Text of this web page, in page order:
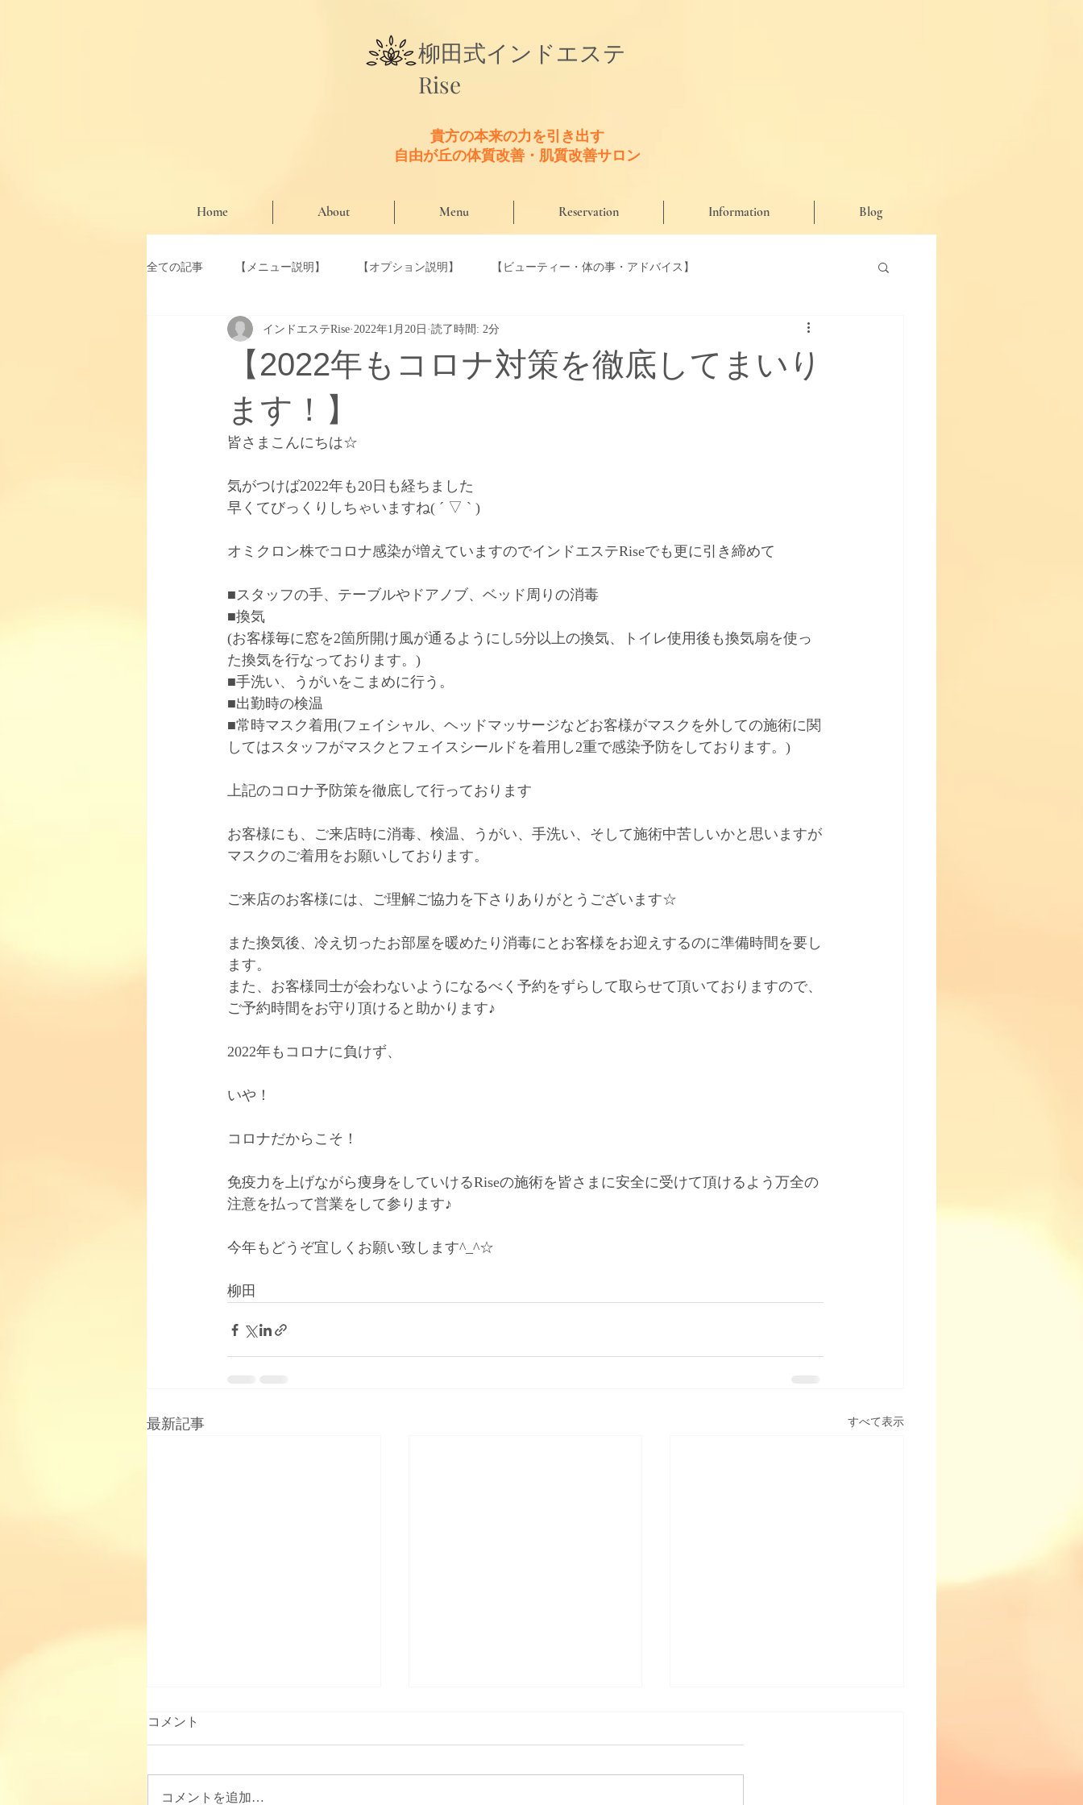
​柳田式インドエステ
Rise
貴方の本来の力を引き出す
​自由が丘の体質改善・肌質改善サロン
Home About Menu Reservation Information Blog
全ての記事 【メニュー説明】 【オプション説明】 【ビューティー・体の事・アドバイス】
【お知らせ・期間限定クーポン】 【口コミ】 【Riseのこだわり商材】
【取り扱い商品】
【2022年もコロナ対策を徹底してまいり
ます！】
インドエステRise 2022年1月20日 読了時間: 2分
皆さまこんにちは☆
気がつけば2022年も20日も経ちました
早くてびっくりしちゃいますね( ´ ▽ ` )
オミクロン株でコロナ感染が増えていますのでインドエステRiseでも更に引き締めて
■スタッフの手、テーブルやドアノブ、ベッド周りの消毒
■換気
(お客様毎に窓を2箇所開け風が通るようにし5分以上の換気、トイレ使用後も換気扇を使っ
た換気を行なっております。)
■手洗い、うがいをこまめに行う。
■出勤時の検温
■常時マスク着用(フェイシャル、ヘッドマッサージなどお客様がマスクを外しての施術に関
してはスタッフがマスクとフェイスシールドを着用し2重で感染予防をしております。)
上記のコロナ予防策を徹底して行っております
お客様にも、ご来店時に消毒、検温、うがい、手洗い、そして施術中苦しいかと思いますが
マスクのご着用をお願いしております。
ご来店のお客様には、ご理解ご協力を下さりありがとうございます☆
また換気後、冷え切ったお部屋を暖めたり消毒にとお客様をお迎えするのに準備時間を要し
ます。
また、お客様同士が会わないようになるべく予約をずらして取らせて頂いておりますので、
ご予約時間をお守り頂けると助かります♪
2022年もコロナに負けず、
いや！
コロナだからこそ！
免疫力を上げながら痩身をしていけるRiseの施術を皆さまに安全に受けて頂けるよう万全の
注意を払って営業をして参ります♪
今年もどうぞ宜しくお願い致します^_^☆
柳田
最新記事 すべて表示
コメント
コメントを追加…